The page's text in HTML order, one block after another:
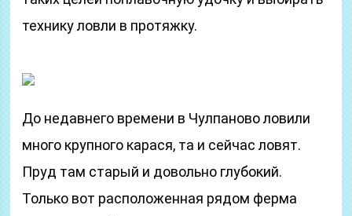
технику ловли в протяжку.
До недавнего времени в Чулпаново ловили
много крупного карася, та и сейчас ловят.
Пруд там старый и довольно глубокий.
Только вот расположенная рядом ферма